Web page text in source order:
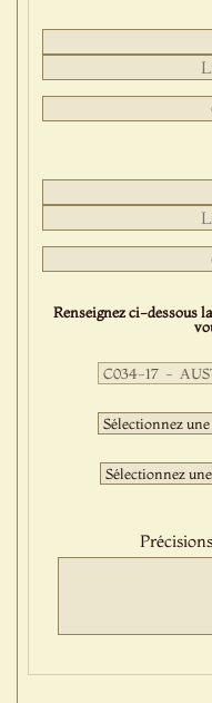
Renseignez ci-dessous
Première
sélection
:Deuxième
sélection
:Troisième
sélection